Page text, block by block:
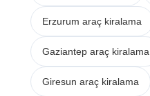
Erzurum araç kiralama
Gaziantep araç kiralama
Giresun araç kiralama